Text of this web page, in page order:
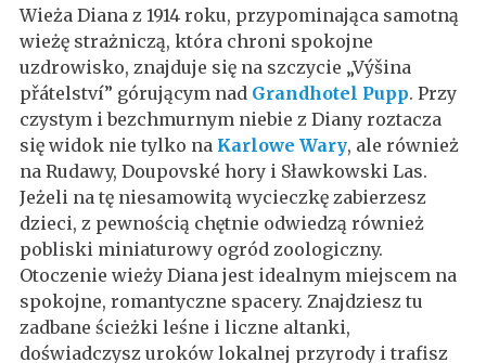
Wieża Diana z 1914 roku, przypominająca samotną
wieżę strażniczą, która chroni spokojne
uzdrowisko, znajduje się na szczycie „Výšina
přátelství” górującym nad Grandhotel Pupp. Przy
czystym i bezchmurnym niebie z Diany roztacza
się widok nie tylko na Karlowe Wary, ale również
na Rudawy, Doupovské hory i Sławkowski Las.
Jeżeli na tę niesamowitą wycieczkę zabierzesz
dzieci, z pewnością chętnie odwiedzą również
pobliski miniaturowy ogród zoologiczny.
Otoczenie wieży Diana jest idealnym miejscem na
spokojne, romantyczne spacery. Znajdziesz tu
zadbane ścieżki leśne i liczne altanki,
doświadczysz uroków lokalnej przyrody i trafisz